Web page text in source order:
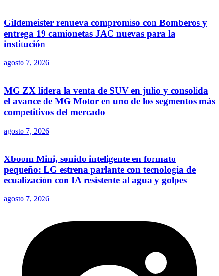
Gildemeister renueva compromiso con Bomberos y
entrega 19 camionetas JAC nuevas para la
institución
agosto 7, 2026
MG ZX lidera la venta de SUV en julio y consolida
el avance de MG Motor en uno de los segmentos más
competitivos del mercado
agosto 7, 2026
Xboom Mini, sonido inteligente en formato
pequeño: LG estrena parlante con tecnología de
ecualización con IA resistente al agua y golpes
agosto 7, 2026